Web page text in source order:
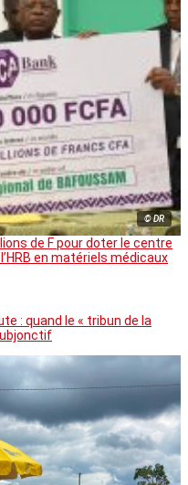
© DR
de F pour doter le centre
en matériels médicaux
: quand le « tribun de la